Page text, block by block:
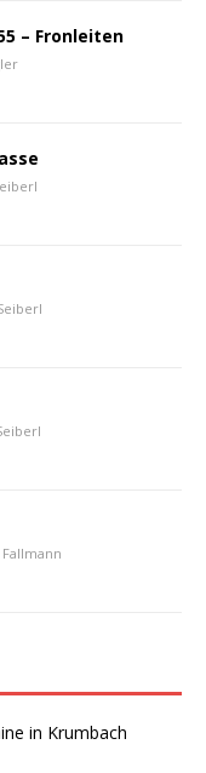
– Fronleiten
in Krumbach